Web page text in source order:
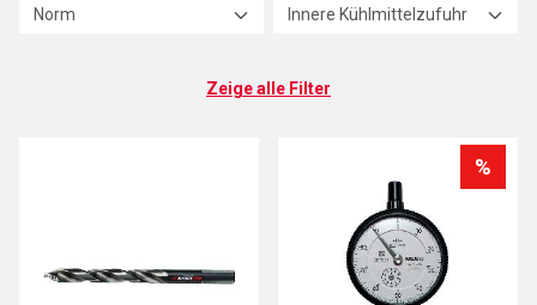
Norm Innere Kühlmittelzufuhr
Zeige alle Filter
%